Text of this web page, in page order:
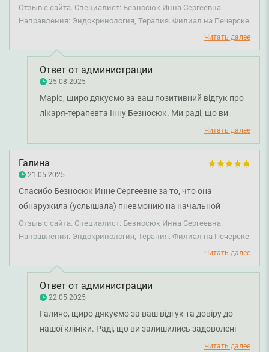
был свободен, но приятно удивлена, что попала именно к
такому профессионалу своего дела. Быстрое выявление
проблемы и четкое лечение в моем случае очень многое
значило. Врач отлично справилась со всем и качественно
оказала медицинскую помощь. Моя искренняя
рекомендация, если вы в поиске специалиста.
Отзыв с сайта. Специалист: Безносюк Инна Сергеевна.
Направления: Эндокринология, Терапия. Филиал на Печерске
Читать далее
Ответ от администрации
25.08.2025
Маріє, щиро дякуємо за ваш позитивний відгук про
лікаря-терапевта Інну Безносюк. Ми раді, що ви
потрапили саме до Інни Сергіївни та отримали
своєчасну і професійну допомогу. Обов’язково
передамо лікарю ваші слова вдячності. Бажаємо
вам міцного здоров'я!
Читать далее
Галина
21.05.2025
Спасибо Безносюк Инне Сергеевне за то, что она
обнаружила (услышала) пневмонию на начальной
стадии! Сразу направила на рентген – диагноз
подтвердился. Назначила эффективное лечение. Очень
Отзыв с сайта. Специалист: Безносюк Инна Сергеевна.
Направления: Эндокринология, Терапия. Филиал на Печерске
Читать далее
Ответ от администрации
22.05.2025
Галино, щиро дякуємо за ваш відгук та довіру до
нашої клініки. Раді, що ви залишились задоволені
візитом до лікаря-терапевта Інни Безносюк.Читать далее